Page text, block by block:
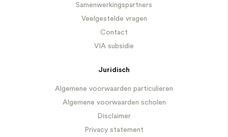
Samenwerkingspartners
Veelgestelde vragen
Contact
VIA subsidie
Juridisch
Algemene voorwaarden particulieren
Algemene voorwaarden scholen
Disclaimer
Privacy statement